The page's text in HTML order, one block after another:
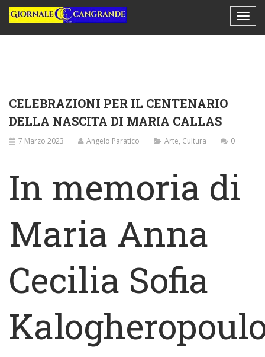
CELEBRAZIONI PER IL CENTENARIO
DELLA NASCITA DI MARIA CALLAS
7 Marzo 2023 Angelo Paratico Arte, Cultura 0
In memoria di
Maria Anna
Cecilia Sofia